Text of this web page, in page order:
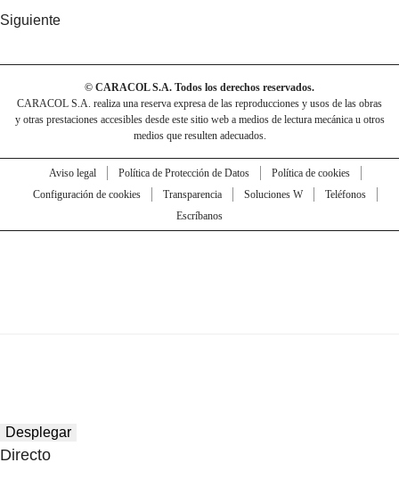
Siguiente
© CARACOL S.A. Todos los derechos reservados.
CARACOL S.A. realiza una reserva expresa de las reproducciones y usos de las obras
y otras prestaciones accesibles desde este sitio web a medios de lectura mecánica u otros
medios que resulten adecuados.
Aviso legal Política de Protección de Datos
Política de cookies
Configuración de cookies
Transparencia Soluciones W
Teléfonos
Escríbanos
Desplegar
Directo